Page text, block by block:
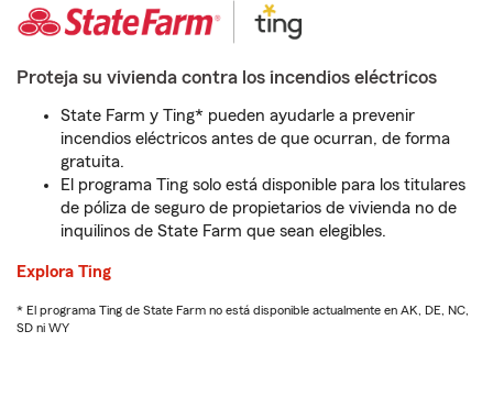
Proteja su vivienda contra los incendios eléctricos
State Farm y Ting* pueden ayudarle a prevenir
incendios eléctricos antes de que ocurran, de forma
gratuita.
El programa Ting solo está disponible para los titulares
de póliza de seguro de propietarios de vivienda no de
inquilinos de State Farm que sean elegibles.
Explora Ting
* El programa Ting de State Farm no está disponible actualmente en AK, DE, NC,
SD ni WY